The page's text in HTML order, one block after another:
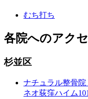
むち打ち
各院へのアク
杉並区
ナチュラル整骨院
ネオ荻窪ハイム